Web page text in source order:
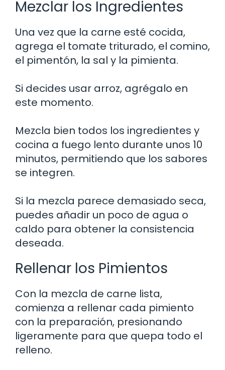
Mezclar los Ingredientes
Una vez que la carne esté cocida,
agrega el tomate triturado, el comino,
el pimentón, la sal y la pimienta.
Si decides usar arroz, agrégalo en
este momento.
Mezcla bien todos los ingredientes y
cocina a fuego lento durante unos 10
minutos, permitiendo que los sabores
se integren.
Si la mezcla parece demasiado seca,
puedes añadir un poco de agua o
caldo para obtener la consistencia
deseada.
Rellenar los Pimientos
Con la mezcla de carne lista,
comienza a rellenar cada pimiento
con la preparación, presionando
ligeramente para que quepa todo el
relleno.